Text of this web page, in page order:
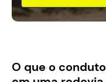
O que o